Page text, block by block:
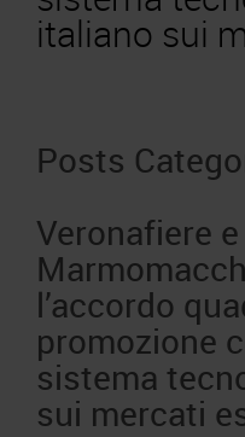
Numeri della fiera
Modello di Organizzazione,
Responsabilità Sociale
Responsabilità
Certificazioni
Compensi Organi
Accredito Stampa
italiano sui
Posts
Veronafiere
l’accordo
promozione
sistema
sui mercati